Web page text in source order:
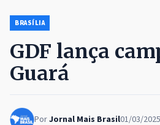
BRASÍLIA
GDF lança
Guará
PorJornal Mais Brasil01/03/